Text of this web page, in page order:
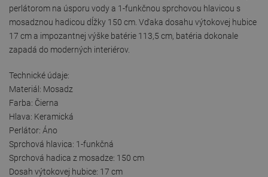
perlátorom na úsporu vody a 1-funkčnou sprchovou hlavicou s
mosadznou hadicou dĺžky 150 cm. Vďaka dosahu výtokovej hubice
17 cm a impozantnej výške batérie 113,5 cm, batéria dokonale
zapadá do moderných interiérov.
Technické údaje:
Materiál: Mosadz
Farba: Čierna
Hlava: Keramická
Perlátor: Áno
Sprchová hlavica: 1-funkčná
Sprchová hadica z mosadze: 150 cm
Dosah výtokovej hubice: 17 cm